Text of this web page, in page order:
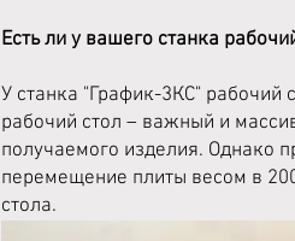
Есть ли у вашего станка
У станка "График-3КС" рабочий
рабочий стол – важный и
получаемого изделия. Однако
перемещение плиты весом в
стола.